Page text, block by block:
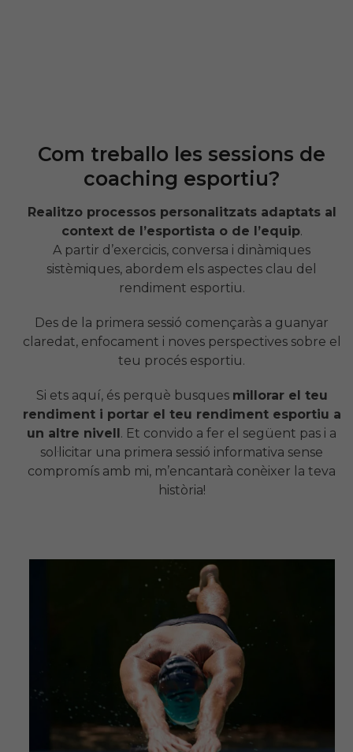
Com treballo les sessions de
coaching esportiu?
Realitzo processos personalitzats adaptats al
context de l’esportista o de l’equip.
A partir d’exercicis, conversa i dinàmiques
sistèmiques, abordem els aspectes clau del
rendiment esportiu.
Des de la primera sessió començaràs a guanyar
claredat, enfocament i noves perspectives sobre el
teu procés esportiu.
Si ets aquí, és perquè busques millorar el teu
rendiment i portar el teu rendiment esportiu a
un altre nivell. Et convido a fer el següent pas i a
sol·licitar una primera sessió informativa sense
compromís amb mi, m’encantarà conèixer la teva
història!